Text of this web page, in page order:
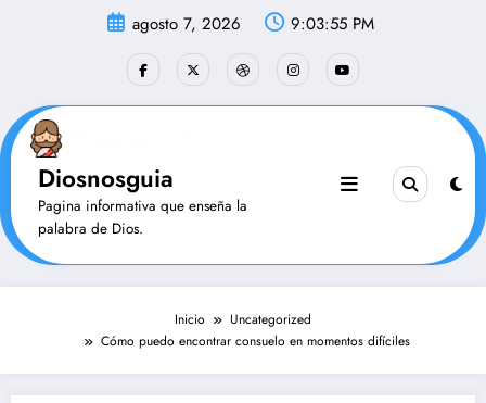
agosto 7, 2026 9:03:56 PM
Diosnosguia
Pagina informativa que enseña la
palabra de Dios.
Inicio
Uncategorized
Cómo puedo encontrar consuelo en momentos difíciles